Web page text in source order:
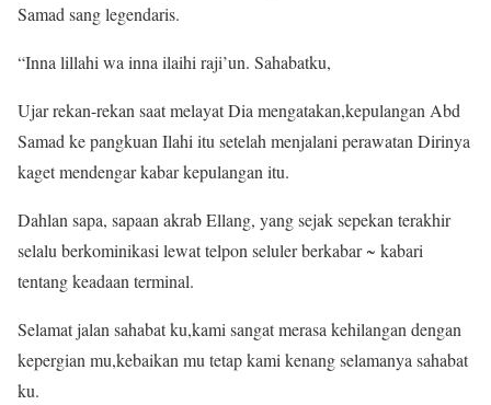
Samad sang legendaris.
“Inna lillahi wa inna ilaihi raji’un. Sahabatku,
Ujar rekan-rekan saat melayat Dia mengatakan,kepulangan Abd
Samad ke pangkuan Ilahi itu setelah menjalani perawatan Dirinya
kaget mendengar kabar kepulangan itu.
Dahlan sapa, sapaan akrab Ellang, yang sejak sepekan terakhir
selalu berkominikasi lewat telpon seluler berkabar ~ kabari
tentang keadaan terminal.
Selamat jalan sahabat ku,kami sangat merasa kehilangan dengan
kepergian mu,kebaikan mu tetap kami kenang selamanya sahabat
ku.